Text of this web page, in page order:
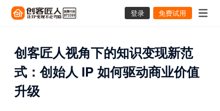
登录 免费试用
创客匠人视角下的知识变现新范
式：创始人 IP 如何驱动商业价值
升级